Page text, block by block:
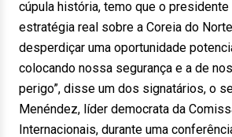
cúpula história, temo que o presidente
estratégia real sobre a Coreia do
desperdiçar uma oportunidade
colocando nossa segurança e a de
perigo”, disse um dos signatários, o
Menéndez, líder democrata da
Internacionais, durante uma